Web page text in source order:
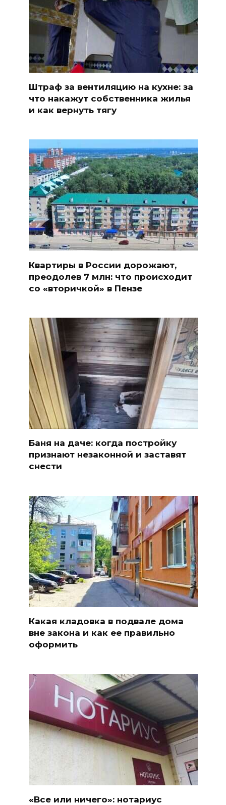
Штраф за вентиляцию на кухне: за
что накажут собственника жилья
и как вернуть тягу
Квартиры в России дорожают,
преодолев 7 млн: что происходит
со «вторичкой» в Пензе
Баня на даче: когда постройку
признают незаконной и заставят
снести
Какая кладовка в подвале дома
вне закона и как ее правильно
оформить
«Все или ничего»: нотариус